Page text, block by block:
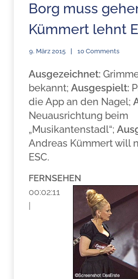
Borg muss
Kümmert lehnt
9. März 2015 10 Comments
Ausgezeichnet:
bekannt;Ausgespielt:
die App an den Nagel;
Neuausrichtung beim
„Musikantenstadl“;
Andreas Kümmert will
ESC.
FERNSEHEN
00:02:11